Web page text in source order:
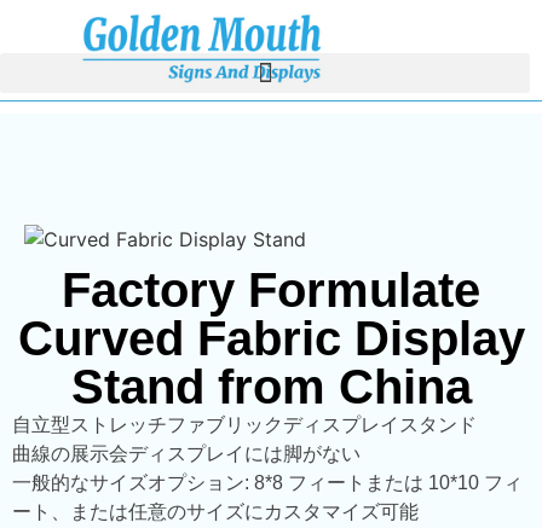
Factory Formulate
Curved Fabric Display
Stand from China
自立型ストレッチファブリックディスプレイスタンド
曲線の展示会ディスプレイには脚がない
一般的なサイズオプション: 8*8 フィートまたは 10*10 フィ
ート、または任意のサイズにカスタマイズ可能